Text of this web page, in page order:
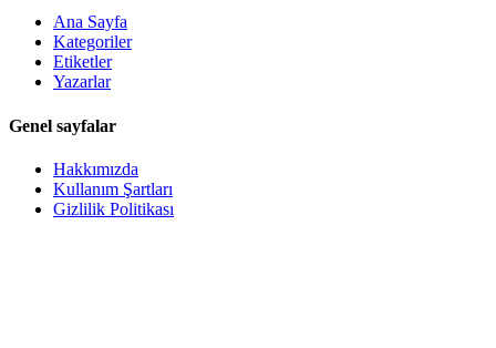
Ana Sayfa
Kategoriler
Etiketler
Yazarlar
Genel sayfalar
Hakkımızda
Kullanım Şartları
Gizlilik Politikası